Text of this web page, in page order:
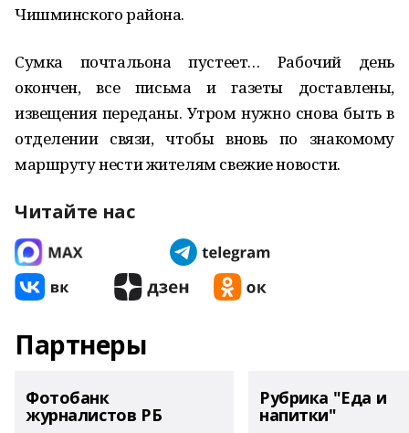
Чишминского района.
Сумка почтальона пустеет… Рабочий день
окончен, все письма и газеты доставлены,
извещения переданы. Утром нужно снова быть в
отделении связи, чтобы вновь по знакомому
маршруту нести жителям свежие новости.
Читайте нас
Партнеры
Фотобанк
журналистов РБ
Рубрика "Еда и
напитки"